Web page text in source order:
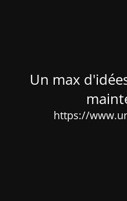
Un max
https://